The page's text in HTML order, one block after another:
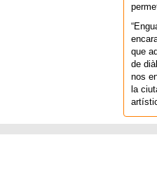
que
de
nos
la